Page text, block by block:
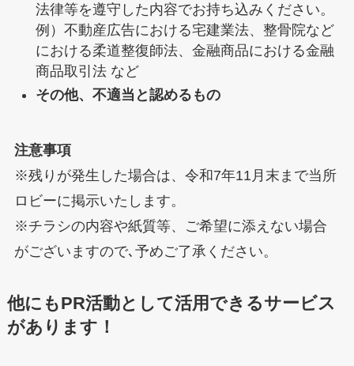
法律等を遵守した内容でお持ち込みください。
例）不動産広告における宅建業法、整骨院など
における柔道整復師法、金融商品における金融
商品取引法 など
その他、不適当と認めるもの
注意事項
※残りが発生した場合は、令和7年11月末まで当所
ロビーに掲示いたします。
※チラシの内容や紙質等、ご希望に添えない場合
がございますので､予めご了承ください。
他にもPR活動として活用できるサービス
があります！